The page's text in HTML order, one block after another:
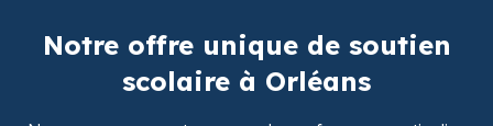
Notre offre unique de soutien
scolaire à Orléans